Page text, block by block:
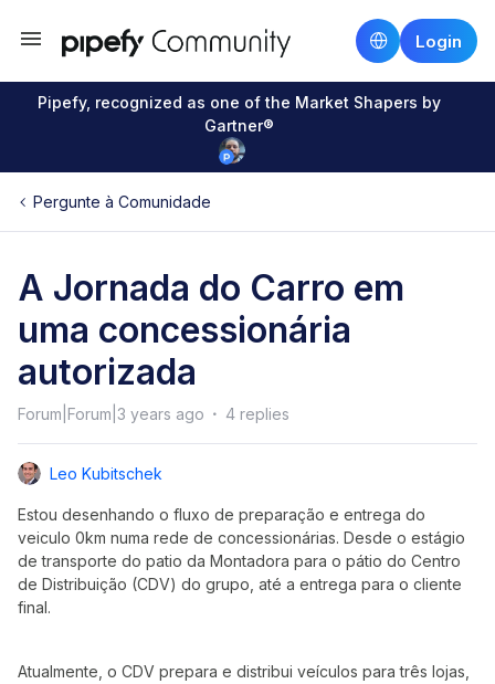
Login
Pipefy, recognized as one of the Market Shapers by
Gartner®
Pergunte à Comunidade
A Jornada do Carro em
uma concessionária
autorizada
Forum|Forum|3 years ago 4 replies
Leo Kubitschek
Estou desenhando o fluxo de preparação e entrega do
veiculo 0km numa rede de concessionárias. Desde o estágio
de transporte do patio da Montadora para o pátio do Centro
de Distribuição (CDV) do grupo, até a entrega para o cliente
final.
Atualmente, o CDV prepara e distribui veículos para três lojas,